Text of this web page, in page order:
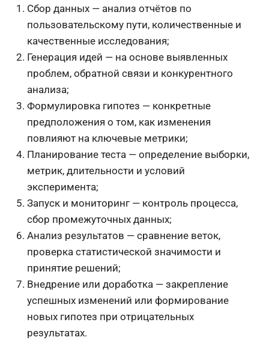
Сбор данных — анализ отчётов по
пользовательскому пути, количественные и
качественные исследования;
Генерация идей — на основе выявленных
проблем, обратной связи и конкурентного
анализа;
Формулировка гипотез — конкретные
предположения о том, как изменения
повлияют на ключевые метрики;
Планирование теста — определение выборки,
метрик, длительности и условий
эксперимента;
Запуск и мониторинг — контроль процесса,
сбор промежуточных данных;
Анализ результатов — сравнение веток,
проверка статистической значимости и
принятие решений;
Внедрение или доработка — закрепление
успешных изменений или формирование
новых гипотез при отрицательных
результатах.